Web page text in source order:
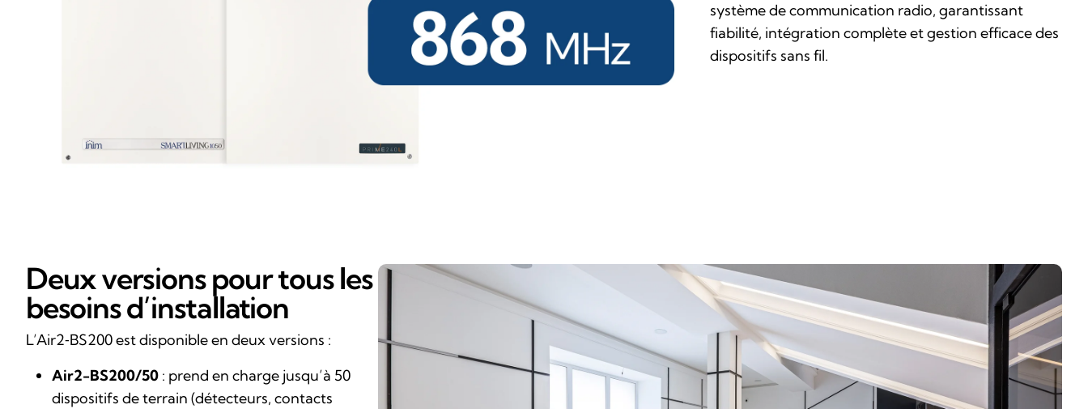
système de communication radio, garantissant
fiabilité, intégration complète et gestion efficace des
dispositifs sans fil.
Deux versions pour tous les
besoins d’installation
L’Air2‑BS200 est disponible en deux versions :
Air2-BS200/50 : prend en charge jusqu’à 50
dispositifs de terrain (détecteurs, contacts